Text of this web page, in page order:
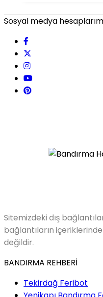
Sosyal medya
Sitemizdeki dış
bağlantıların
değildir.
BANDIRMA REHBERİ
Tekirdağ Feribot